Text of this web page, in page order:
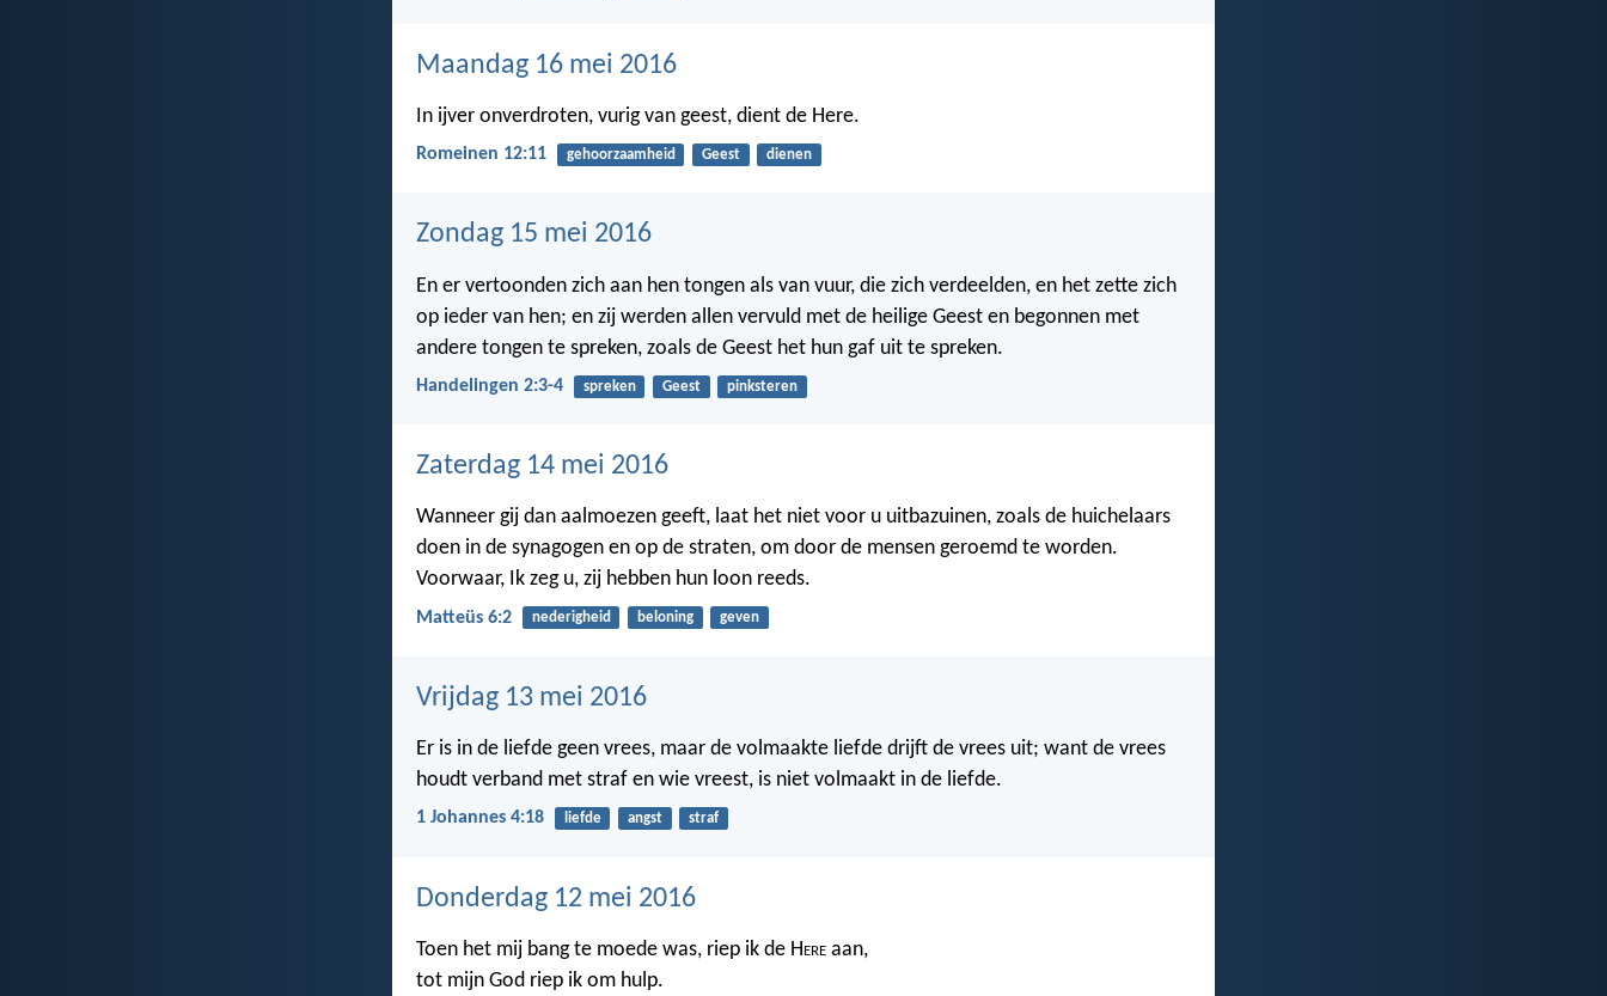
Maandag 16 mei 2016
In ijver onverdroten, vurig van geest, dient de Here.
Romeinen 12:11 gehoorzaamheid Geest dienen
Zondag 15 mei 2016
En er vertoonden zich aan hen tongen als van vuur, die zich verdeelden, en het zette zich
op ieder van hen; en zij werden allen vervuld met de heilige Geest en begonnen met
andere tongen te spreken, zoals de Geest het hun gaf uit te spreken.
Handelingen 2:3-4 spreken Geest pinksteren
Zaterdag 14 mei 2016
Wanneer gij dan aalmoezen geeft, laat het niet voor u uitbazuinen, zoals de huichelaars
doen in de synagogen en op de straten, om door de mensen geroemd te worden.
Voorwaar, Ik zeg u, zij hebben hun loon reeds.
Matteüs 6:2 nederigheid beloning geven
Vrijdag 13 mei 2016
Er is in de liefde geen vrees, maar de volmaakte liefde drijft de vrees uit; want de vrees
houdt verband met straf en wie vreest, is niet volmaakt in de liefde.
1 Johannes 4:18 liefde angst straf
Donderdag 12 mei 2016
Toen het mij bang te moede was, riep ik de Here aan,
tot mijn God riep ik om hulp.